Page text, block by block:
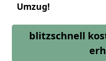
Umzug!
blitzschnell